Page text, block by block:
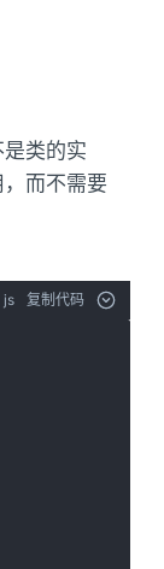
类的实
而不需要
js 复制代码